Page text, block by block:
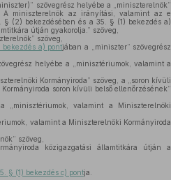
szövegrész helyébe a „miniszterelnök”
A miniszterelnök az irányítási, valamint az e
(2) bekezdésében és a 35. § (1) bekezdés a)
útján gyakorolja.” szöveg,
szöveg,
bekezdés a) pontjában a „miniszter” szövegrész
helyébe a „minisztériumok, valamint a
Kormányiroda” szöveg, a „soron kívüli
soron kívüli belső ellenőrzésének”
„minisztériumok, valamint a Miniszterelnöki
valamint a Miniszterelnöki Kormányiroda
szöveg,
közigazgatási államtitkára útján a
§ (1) bekezdés c) pontja.